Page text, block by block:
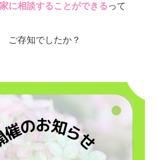
に相談することができるって
ご存知でしたか？